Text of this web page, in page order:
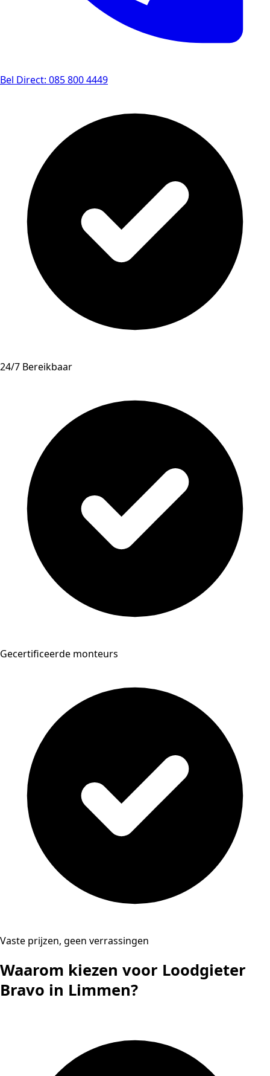
Bel Direct: 085 800 4449
24/7 Bereikbaar
Gecertificeerde monteurs
Vaste prijzen, geen verrassingen
Waarom kiezen voor Loodgieter
Bravo in Limmen?